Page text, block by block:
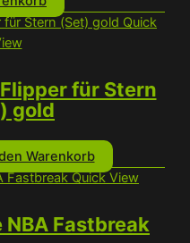
Quick
für Stern
gold
Warenkorb
Quick View
Fastbreak